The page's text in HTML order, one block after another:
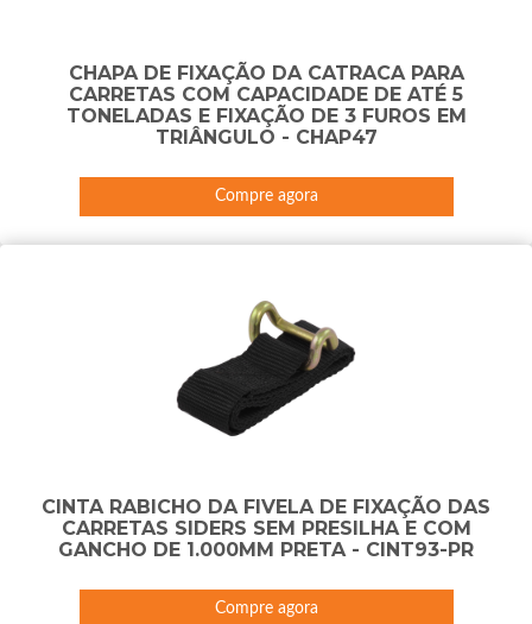
CHAPA DE FIXAÇÃO DA CATRACA PARA
CARRETAS COM CAPACIDADE DE ATÉ 5
TONELADAS E FIXAÇÃO DE 3 FUROS EM
TRIÂNGULO - CHAP47
Compre agora
CINTA RABICHO DA FIVELA DE FIXAÇÃO DAS
CARRETAS SIDERS SEM PRESILHA E COM
GANCHO DE 1.000MM PRETA - CINT93-PR
Compre agora